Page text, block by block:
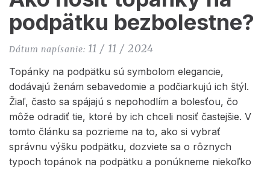
podpätku bezbolestne?
Dátum napísanie: 11 / 11 / 2024
Topánky na podpätku sú symbolom elegancie,
dodávajú ženám sebavedomie a podčiarkujú ich štýl.
Žiaľ, často sa spájajú s nepohodlím a bolesťou, čo
môže odradiť tie, ktoré by ich chceli nosiť častejšie. V
tomto článku sa pozrieme na to, ako si vybrať
správnu výšku podpätku, dozviete sa o rôznych
typoch topánok na podpätku a ponúkneme niekoľko